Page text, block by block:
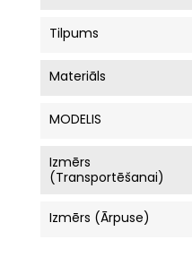
Tilpums
Materiāls
MODELIS
Izmērs
(Transportēšanai)
Izmērs (ārpuse)